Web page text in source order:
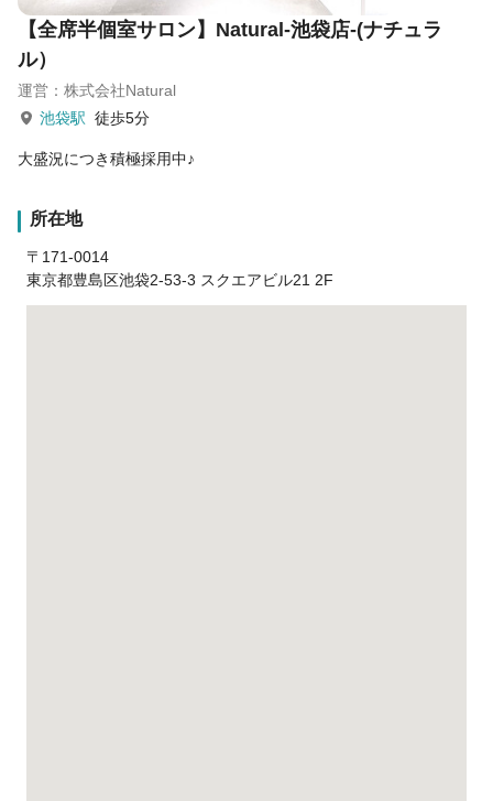
【全席半個室サロン】Natural-池袋店-(ナチュラ
ル）
運営：株式会社Natural
池袋駅 徒歩5分
大盛況につき積極採用中♪
所在地
〒171-0014
東京都豊島区池袋2-53-3 スクエアビル21 2F